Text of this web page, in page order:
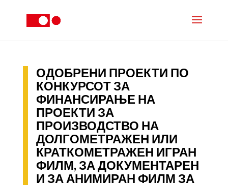
ОДОБРЕНИ ПРОЕКТИ ПО
КОНКУРСОТ ЗА
ФИНАНСИРАЊЕ НА
ПРОЕКТИ ЗА
ПРОИЗВОДСТВО НА
ДОЛГОМЕТРАЖЕН ИЛИ
КРАТКОМЕТРАЖЕН ИГРАН
ФИЛМ, ЗА ДОКУМЕНТАРЕН
И ЗА АНИМИРАН ФИЛМ ЗА